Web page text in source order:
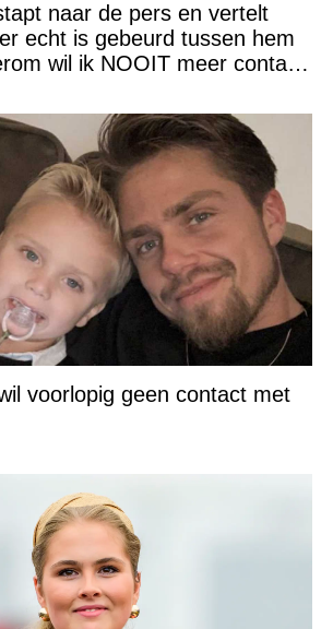
naar de pers en vertelt
echt is gebeurd tussen hem
wil ik NOOIT meer contact
voorlopig geen contact met